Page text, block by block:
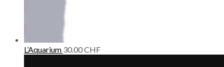
L’Aquarium 30.00CHF